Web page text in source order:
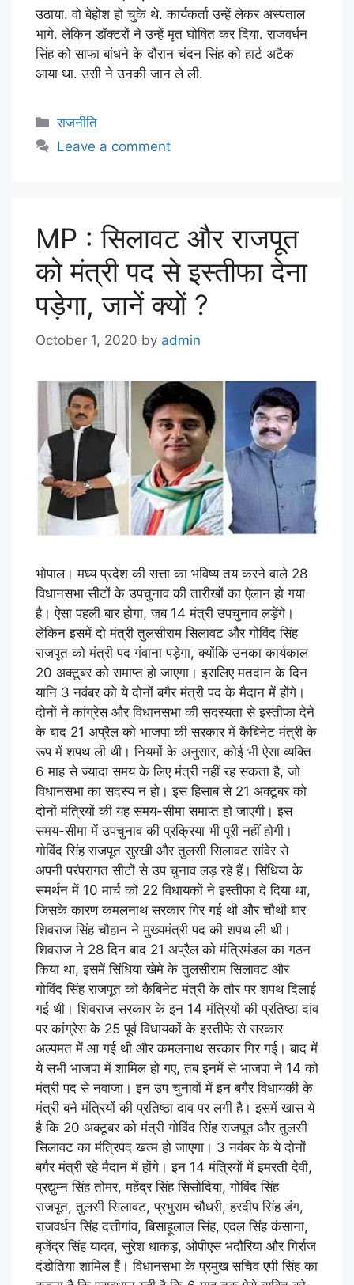
उठाया. वो बेहोश हो चुके थे. कार्यकर्ता उन्हें लेकर अस्पताल
भागे. लेकिन डॉक्टरों ने उन्हें मृत घोषित कर दिया. राजवर्धन
सिंह को साफा बांधने के दौरान चंदन सिंह को हार्ट अटैक
आया था. उसी ने उनकी जान ले ली.
राजनीति
Leave a comment
MP : सिलावट और राजपूत
को मंत्री पद से इस्तीफा देना
पड़ेगा, जानें क्यों ?
October 1, 2020 by admin
भोपाल। मध्य प्रदेश की सत्ता का भविष्य तय करने वाले 28
विधानसभा सीटों के उपचुनाव की तारीखों का ऐलान हो गया
है। ऐसा पहली बार होगा, जब 14 मंत्री उपचुनाव लड़ेंगे।
लेकिन इसमें दो मंत्री तुलसीराम सिलावट और गोविंद सिंह
राजपूत को मंत्री पद गंवाना पड़ेगा, क्योंकि उनका कार्यकाल
20 अक्टूबर को समाप्त हो जाएगा। इसलिए मतदान के दिन
यानि 3 नवंबर को ये दोनों बगैर मंत्री पद के मैदान में होंगे।
दोनों ने कांग्रेस और विधानसभा की सदस्यता से इस्तीफा देने
के बाद 21 अप्रैल को भाजपा की सरकार में कैबिनेट मंत्री के
रूप में शपथ ली थी। नियमों के अनुसार, कोई भी ऐसा व्यक्ति
6 माह से ज्यादा समय के लिए मंत्री नहीं रह सकता है, जो
विधानसभा का सदस्य न हो। इस हिसाब से 21 अक्टूबर को
दोनों मंत्रियों की यह समय-सीमा समाप्त हो जाएगी। इस
समय-सीमा में उपचुनाव की प्रक्रिया भी पूरी नहीं होगी।
गोविंद सिंह राजपूत सुरखी और तुलसी सिलावट सांवेर से
अपनी परंपरागत सीटों से उप चुनाव लड़ रहे हैं। सिंधिया के
समर्थन में 10 मार्च को 22 विधायकों ने इस्तीफा दे दिया था,
जिसके कारण कमलनाथ सरकार गिर गई थी और चौथी बार
शिवराज सिंह चौहान ने मुख्यमंत्री पद की शपथ ली थी।
शिवराज ने 28 दिन बाद 21 अप्रैल को मंत्रिमंडल का गठन
किया था, इसमें सिंधिया खेमे के तुलसीराम सिलावट और
गोविंद सिंह राजपूत को कैबिनेट मंत्री के तौर पर शपथ दिलाई
गई थी। शिवराज सरकार के इन 14 मंत्रियों की प्रतिष्ठा दांव
पर कांग्रेस के 25 पूर्व विधायकों के इस्तीफे से सरकार
अल्पमत में आ गई थी और कमलनाथ सरकार गिर गई। बाद में
ये सभी भाजपा में शामिल हो गए, तब इनमें से भाजपा ने 14 को
मंत्री पद से नवाजा। इन उप चुनावों में इन बगैर विधायकी के
मंत्री बने मंत्रियों की प्रतिष्ठा दाव पर लगी है। इसमें खास ये
है कि 20 अक्टूबर को मंत्री गोविंद सिंह राजपूत और तुलसी
सिलावट का मंत्रिपद खत्म हो जाएगा। 3 नवंबर के ये दोनों
बगैर मंत्री रहे मैदान में होंगे। इन 14 मंत्रियों में इमरती देवी,
प्रद्युम्न सिंह तोमर, महेंद्र सिंह सिसोदिया, गोविंद सिंह
राजपूत, तुलसी सिलावट, प्रभुराम चौधरी, हरदीप सिंह डंग,
राजवर्धन सिंह दत्तीगांव, बिसाहूलाल सिंह, एदल सिंह कंसाना,
बृजेंद्र सिंह यादव, सुरेश धाकड़, ओपीएस भदौरिया और गिर्राज
दंडोतिया शामिल हैं। विधानसभा के प्रमुख सचिव एपी सिंह का